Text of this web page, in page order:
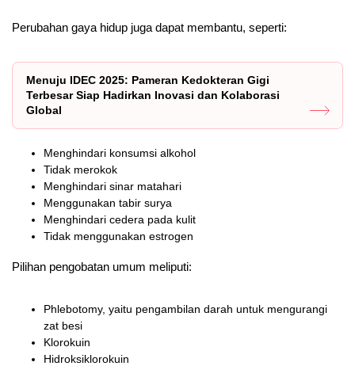
Perubahan gaya hidup juga dapat membantu, seperti:
Menuju IDEC 2025: Pameran Kedokteran Gigi
Terbesar Siap Hadirkan Inovasi dan Kolaborasi
Global
Menghindari konsumsi alkohol
Tidak merokok
Menghindari sinar matahari
Menggunakan tabir surya
Menghindari cedera pada kulit
Tidak menggunakan estrogen
Pilihan pengobatan umum meliputi:
Phlebotomy, yaitu pengambilan darah untuk mengurangi
zat besi
Klorokuin
Hidroksiklorokuin